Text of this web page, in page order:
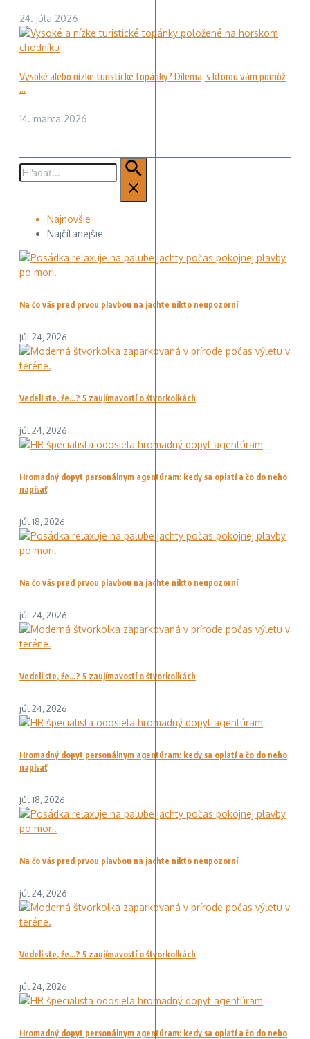
24. júla 2026
Vysoké alebo nízke turistické topánky? Dilema, s ktorou vám pomôž
...
14. marca 2026
Hľadať:
Najnovšie
Najčítanejšie
Na čo vás pred prvou plavbou na jachte nikto neupozorní
júl 24, 2026
Vedeli ste, že…? 5 zaujímavostí o štvorkolkách
júl 24, 2026
Hromadný dopyt personálnym agentúram: kedy sa oplatí a čo do neho
napísať
júl 18, 2026
Na čo vás pred prvou plavbou na jachte nikto neupozorní
júl 24, 2026
Vedeli ste, že…? 5 zaujímavostí o štvorkolkách
júl 24, 2026
Hromadný dopyt personálnym agentúram: kedy sa oplatí a čo do neho
napísať
júl 18, 2026
Na čo vás pred prvou plavbou na jachte nikto neupozorní
júl 24, 2026
Vedeli ste, že…? 5 zaujímavostí o štvorkolkách
júl 24, 2026
Hromadný dopyt personálnym agentúram: kedy sa oplatí a čo do neho